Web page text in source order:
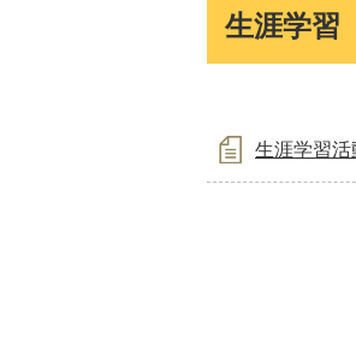
生涯学習
生涯学習